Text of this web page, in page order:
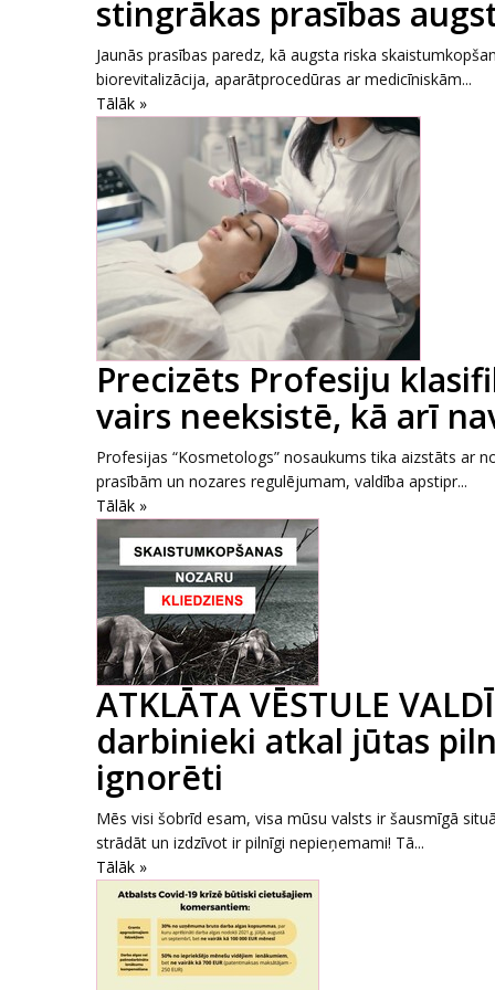
stingrākas prasības
Jaunās prasības paredz, kā augsta riska
biorevitalizācija, aparātprocedūras ar medicīniskām...
Tālāk »
Precizēts Profesiju
vairs neeksistē, kā arī
Profesijas “Kosmetologs” nosaukums tika aizstāts ar
prasībām un nozares regulējumam, valdība apstipr...
Tālāk »
ATKLĀTA VĒSTULE
darbinieki atkal jūtas
ignorēti
Mēs visi šobrīd esam, visa mūsu valsts ir šausmīgā
strādāt un izdzīvot ir pilnīgi nepieņemami! Tā...
Tālāk »